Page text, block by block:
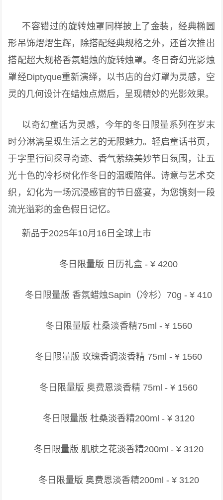
不容错过的旋转烛罩同样披上了金装，经典椭圆
形吊饰熠熠生辉，除搭配经典规格之外，还首次推出
搭配超大规格香氛蜡烛的旋转烛罩。冬日奇幻光影烛
罩经Diptyque重新演绎，以书店的台灯罩为灵感，空
灵的几何设计在蜡烛点燃后，呈现精妙的光影效果。
以奇幻童话为灵感，今年的冬日限量系列在岁末
时分淋漓呈现生活之艺的无限魅力。轻启童话书页，
于字里行间探寻奇迹、香气萦绕美妙节日氛围，让五
光十色的冷杉树化作冬日的温暖陪伴。诗意与艺术交
织，幻化为一场沉浸感官的节日盛宴，为您镌刻一段
流光溢彩的金色假日记忆。
新品于2025年10月16日全球上市
冬日限量版 日历礼盒 - ¥ 4200
冬日限量版 香氛蜡烛Sapin（冷杉）70g - ¥ 410
冬日限量版 杜桑淡香精75ml - ¥ 1560
冬日限量版 玫瑰香调淡香精 75ml - ¥ 1560
冬日限量版 奥费恩淡香精 75ml - ¥ 1560
冬日限量版 杜桑淡香精200ml - ¥ 3120
冬日限量版 肌肤之花淡香精200ml - ¥ 3120
冬日限量版 奥费恩淡香精200ml - ¥ 3120